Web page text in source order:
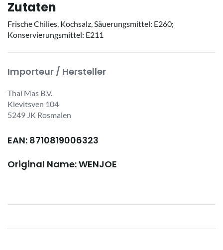
Zutaten
Frische Chilies, Kochsalz, Säuerungsmittel: E260;
Konservierungsmittel: E211
Importeur / Hersteller
Thai Mas B.V.
Kievitsven 104
5249 JK Rosmalen
EAN: 8710819006323
Original Name: WENJOE